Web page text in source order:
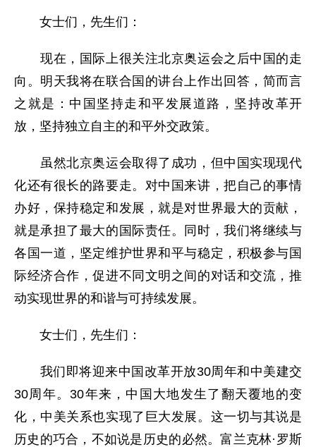
女士们，先生们：
现在，国际上很关注北京奥运会之后中国的走
向。明天我将在联合国的讲台上作出回答，简而言
之就是：中国坚持走和平发展道路，坚持改革开
放，坚持独立自主的和平外交政策。
虽然北京奥运会取得了成功，但中国实现现代
化还有很长的路要走。对中国来讲，把自己的事情
办好，保持稳定和发展，就是对世界最大的贡献，
就是承担了最大的国际责任。同时，我们将继续与
各国一道，坚定维护世界和平与稳定，积极参与国
际经济合作，促进不同文明之间的对话和交流，推
动实现世界的和谐与可持续发展。
女士们，先生们：
我们即将迎来中国改革开放30周年和中美建交
30周年。30年来，中国大地发生了翻天覆地的变
化，中美关系也实现了巨大发展。这一切与其说是
历史的巧合，不如说是历史的必然。富兰克林·罗斯